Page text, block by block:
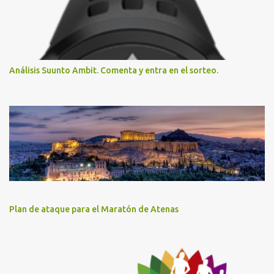
Análisis Suunto Ambit. Comenta y entra en el sorteo.
Plan de ataque para el Maratón de Atenas